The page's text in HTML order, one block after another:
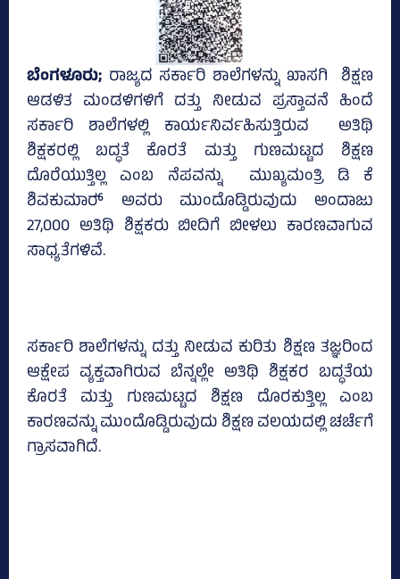
ಬೆಂಗಳೂರು; ರಾಜ್ಯದ ಸರ್ಕಾರಿ ಶಾಲೆಗಳನ್ನು ಖಾಸಗಿ ಶಿಕ್ಷಣ
ಆಡಳಿತ ಮಂಡಳಿಗಳಿಗೆ ದತ್ತು ನೀಡುವ ಪ್ರಸ್ತಾವನೆ ಹಿಂದೆ
ಸರ್ಕಾರಿ ಶಾಲೆಗಳಲ್ಲಿ ಕಾರ್ಯನಿರ್ವಹಿಸುತ್ತಿರುವ ಅತಿಥಿ
ಶಿಕ್ಷಕರಲ್ಲಿ ಬದ್ಧತೆ ಕೊರತೆ ಮತ್ತು ಗುಣಮಟ್ಟದ ಶಿಕ್ಷಣ
ದೊರೆಯುತ್ತಿಲ್ಲ ಎಂಬ ನೆಪವನ್ನು ಮುಖ್ಯಮಂತ್ರಿ ಡಿ ಕೆ
ಶಿವಕುಮಾರ್‍‌ ಅವರು ಮುಂದೊಡ್ಡಿರುವುದು ಅಂದಾಜು
27,000 ಅತಿಥಿ ಶಿಕ್ಷಕರು ಬೀದಿಗೆ ಬೀಳಲು ಕಾರಣವಾಗುವ
ಸಾಧ್ಯತೆಗಳಿವೆ.
ಸರ್ಕಾರಿ ಶಾಲೆಗಳನ್ನು ದತ್ತು ನೀಡುವ ಕುರಿತು ಶಿಕ್ಷಣ ತಜ್ಞರಿಂದ
ಆಕ್ಷೇಪ ವ್ಯಕ್ತವಾಗಿರುವ ಬೆನ್ನಲ್ಲೇ ಅತಿಥಿ ಶಿಕ್ಷಕರ ಬದ್ಧತೆಯ
ಕೊರತೆ ಮತ್ತು ಗುಣಮಟ್ಟದ ಶಿಕ್ಷಣ ದೊರಕುತ್ತಿಲ್ಲ ಎಂಬ
ಕಾರಣವನ್ನು ಮುಂದೊಡ್ಡಿರುವುದು ಶಿಕ್ಷಣ ವಲಯದಲ್ಲಿ ಚರ್ಚೆಗೆ
ಗ್ರಾಸವಾಗಿದೆ.